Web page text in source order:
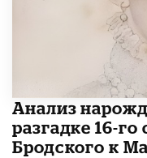
Анализ
разгадке 16-
Бродского к